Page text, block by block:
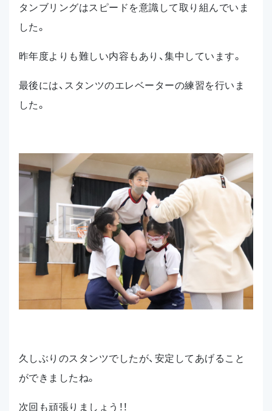
タンブリングはスピードを意識して取り組んでいま
した。
昨年度よりも難しい内容もあり、集中しています。
最後には、スタンツのエレベーターの練習を行いま
した。
久しぶりのスタンツでしたが、安定してあげること
ができましたね。
次回も頑張りましょう！！